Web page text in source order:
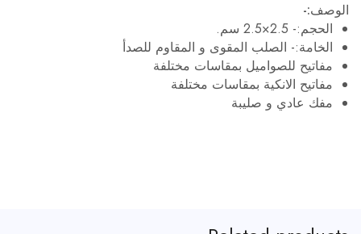
الوصف:-
الحجم:- 2.5×2.5 سم.
الخامة:- الصلب المقوى و المقاوم للصدأ
مفاتيح للصواميل بمقاسات مختلفة
مفاتيح الانكية بمقاسات مختلفة
مفك عادي و صليبة